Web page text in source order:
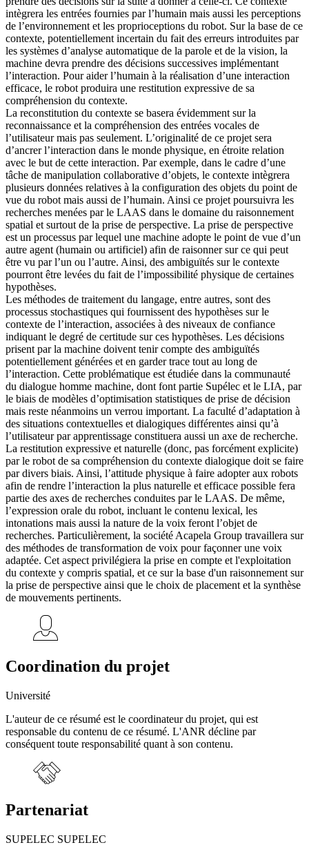
intègrera les entrées fournies par l’humain mais aussi les perceptions
de l’environnement et les proprioceptions du robot. Sur la base de ce
contexte, potentiellement incertain du fait des erreurs introduites par
les systèmes d’analyse automatique de la parole et de la vision, la
machine devra prendre des décisions successives implémentant
l’interaction. Pour aider l’humain à la réalisation d’une interaction
efficace, le robot produira une restitution expressive de sa
compréhension du contexte.
La reconstitution du contexte se basera évidemment sur la
reconnaissance et la compréhension des entrées vocales de
l’utilisateur mais pas seulement. L’originalité de ce projet sera
d’ancrer l’interaction dans le monde physique, en étroite relation
avec le but de cette interaction. Par exemple, dans le cadre d’une
tâche de manipulation collaborative d’objets, le contexte intègrera
plusieurs données relatives à la configuration des objets du point de
vue du robot mais aussi de l’humain. Ainsi ce projet poursuivra les
recherches menées par le LAAS dans le domaine du raisonnement
spatial et surtout de la prise de perspective. La prise de perspective
est un processus par lequel une machine adopte le point de vue d’un
autre agent (humain ou artificiel) afin de raisonner sur ce qui peut
être vu par l’un ou l’autre. Ainsi, des ambiguïtés sur le contexte
pourront être levées du fait de l’impossibilité physique de certaines
hypothèses.
Les méthodes de traitement du langage, entre autres, sont des
processus stochastiques qui fournissent des hypothèses sur le
contexte de l’interaction, associées à des niveaux de confiance
indiquant le degré de certitude sur ces hypothèses. Les décisions
prisent par la machine doivent tenir compte des ambiguïtés
potentiellement générées et en garder trace tout au long de
l’interaction. Cette problématique est étudiée dans la communauté
du dialogue homme machine, dont font partie Supélec et le LIA, par
le biais de modèles d’optimisation statistiques de prise de décision
mais reste néanmoins un verrou important. La faculté d’adaptation à
des situations contextuelles et dialogiques différentes ainsi qu’à
l’utilisateur par apprentissage constituera aussi un axe de recherche.
La restitution expressive et naturelle (donc, pas forcément explicite)
par le robot de sa compréhension du contexte dialogique doit se faire
par divers biais. Ainsi, l’attitude physique à faire adopter aux robots
afin de rendre l’interaction la plus naturelle et efficace possible fera
partie des axes de recherches conduites par le LAAS. De même,
l’expression orale du robot, incluant le contenu lexical, les
intonations mais aussi la nature de la voix feront l’objet de
recherches. Particulièrement, la société Acapela Group travaillera sur
des méthodes de transformation de voix pour façonner une voix
adaptée. Cet aspect privilégiera la prise en compte et l'exploitation
du contexte y compris spatial, et ce sur la base d'un raisonnement sur
la prise de perspective ainsi que le choix de placement et la synthèse
de mouvements pertinents.
Coordination du projet
Université
L'auteur de ce résumé est le coordinateur du projet, qui est
responsable du contenu de ce résumé. L'ANR décline par
conséquent toute responsabilité quant à son contenu.
Partenariat
SUPELEC SUPELEC